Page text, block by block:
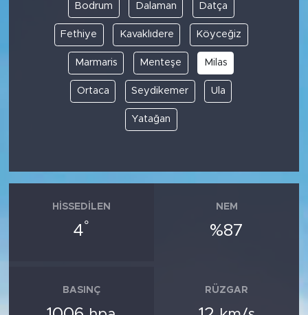
Bodrum Dalaman Datça
Fethiye Kavaklıdere Köyceğiz
Marmaris Menteşe Milas
Ortaca Seydikemer Ula
Yatağan
HISSEDILEN
4°
NEM
%87
BASINÇ RÜZGAR